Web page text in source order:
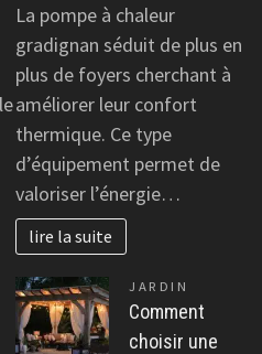
La pompe à chaleur
gradignan séduit de plus en
plus de foyers cherchant à
améliorer leur confort
thermique. Ce type
d’équipement permet de
valoriser l’énergie…
lire la suite
JARDIN
Comment
choisir une